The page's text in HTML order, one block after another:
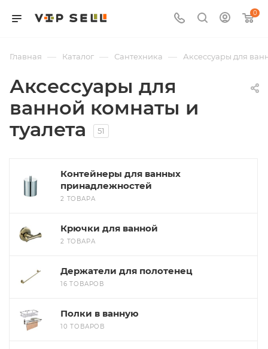
0
Главная — Каталог — Сантехника — Аксессуары для
Аксессуары для
ванной комнаты и
туалета
51
Контейнеры для ванных
принадлежностей
2 ТОВАРА
Крючки для ванной
2 ТОВАРА
Держатели для полотенец
16 ТОВАРОВ
Полки в ванную
10 ТОВАРОВ